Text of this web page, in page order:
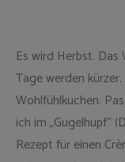
Es wird Herbst.
Tage werden
Wohlfühlkuchen.
ich im „Gugelhupf“
Rezept für einen